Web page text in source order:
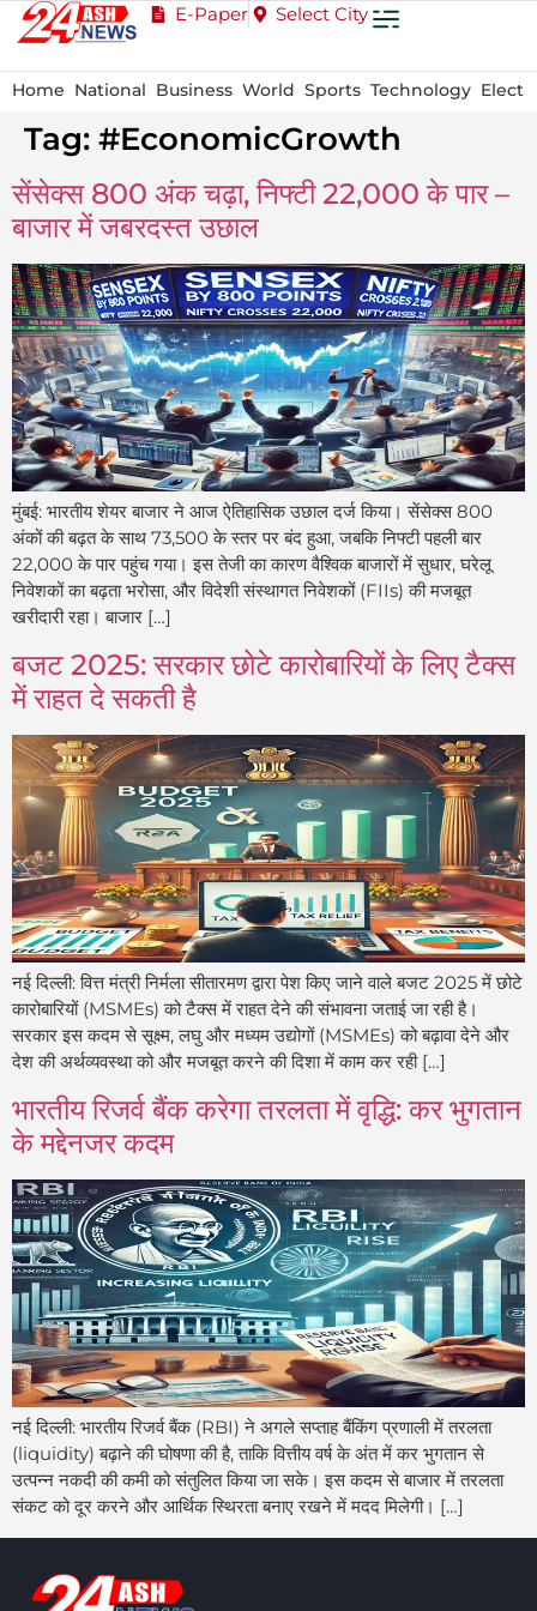
E-Paper Select City
Home National Business World Sports Technology
Tag: #EconomicGrowth
सेंसेक्स 800 अंक चढ़ा, निफ्टी 22,000 के पार –
बाजार में जबरदस्त उछाल
मुंबई: भारतीय शेयर बाजार ने आज ऐतिहासिक उछाल दर्ज किया। सेंसेक्स 800
अंकों की बढ़त के साथ 73,500 के स्तर पर बंद हुआ, जबकि निफ्टी पहली बार
22,000 के पार पहुंच गया। इस तेजी का कारण वैश्विक बाजारों में सुधार, घरेलू
निवेशकों का बढ़ता भरोसा, और विदेशी संस्थागत निवेशकों (FIIs) की मजबूत
खरीदारी रहा। बाजार […]
बजट 2025: सरकार छोटे कारोबारियों के लिए टैक्स
में राहत दे सकती है
नई दिल्ली: वित्त मंत्री निर्मला सीतारमण द्वारा पेश किए जाने वाले बजट 2025 में छोटे
कारोबारियों (MSMEs) को टैक्स में राहत देने की संभावना जताई जा रही है।
सरकार इस कदम से सूक्ष्म, लघु और मध्यम उद्योगों (MSMEs) को बढ़ावा देने और
देश की अर्थव्यवस्था को और मजबूत करने की दिशा में काम कर रही […]
भारतीय रिजर्व बैंक करेगा तरलता में वृद्धि: कर भुगतान
के मद्देनजर कदम
नई दिल्ली: भारतीय रिजर्व बैंक (RBI) ने अगले सप्ताह बैंकिंग प्रणाली में तरलता
(liquidity) बढ़ाने की घोषणा की है, ताकि वित्तीय वर्ष के अंत में कर भुगतान से
उत्पन्न नकदी की कमी को संतुलित किया जा सके। इस कदम से बाजार में तरलता
संकट को दूर करने और आर्थिक स्थिरता बनाए रखने में मदद मिलेगी। […]